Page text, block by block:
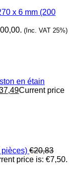
x 6 mm (200
(Inc. VAT 25%)
en étain
Current price
pièces) €20,83
price is: €7,50.